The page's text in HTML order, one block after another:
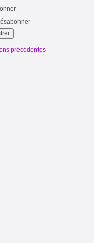
précédentes